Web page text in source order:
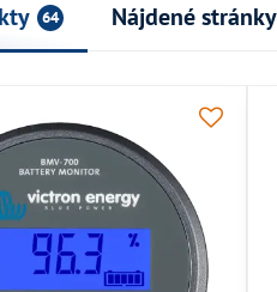
64 Nájdené stránky